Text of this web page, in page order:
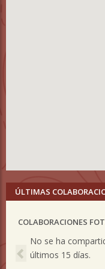
ÚLTIMAS
COLABORACIONES
No se ha
últimos 15 días.
Previous